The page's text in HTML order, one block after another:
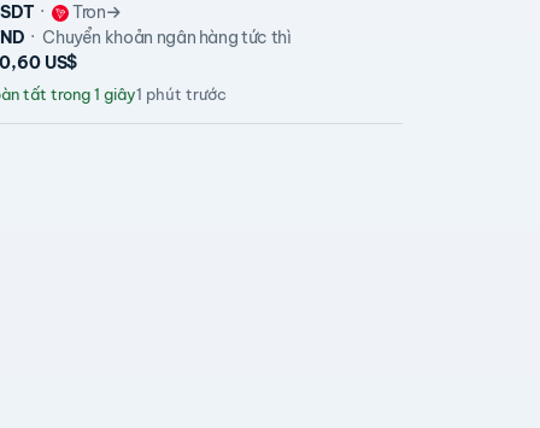
Tron
Chuyển khoản ngân hàng tức thì
US$
tất trong 1 giây1 phút trước